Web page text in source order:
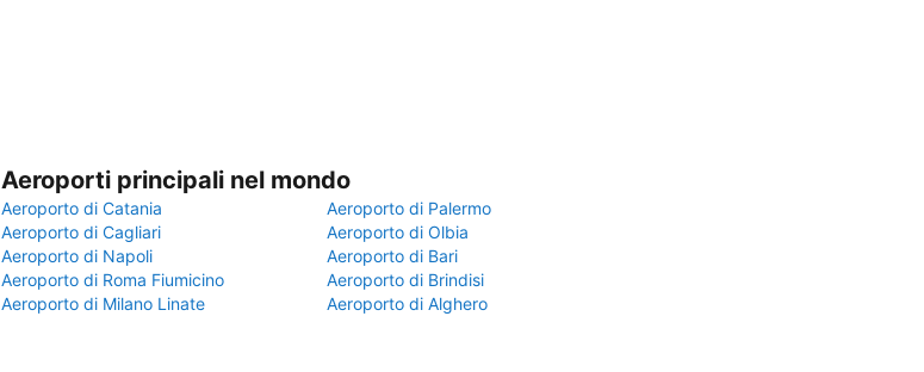
Aeroporti principali nel mondo
Aeroporto di Catania
Aeroporto di Palermo
Aeroporto di Cagliari
Aeroporto di Olbia
Aeroporto di Napoli
Aeroporto di Bari
Aeroporto di Roma Fiumicino
Aeroporto di Brindisi
Aeroporto di Milano Linate
Aeroporto di Alghero